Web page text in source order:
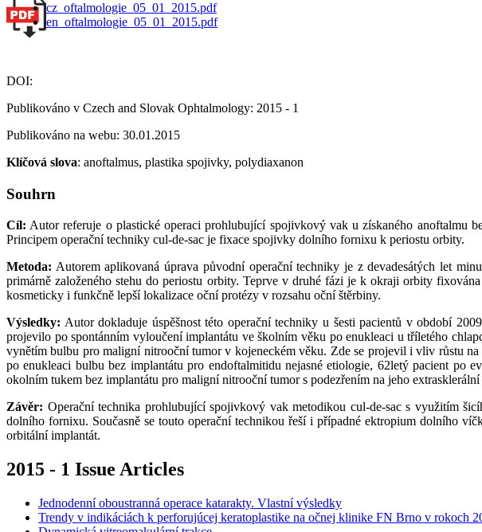
cz_oftalmologie_05_01_2015.pdf
en_oftalmologie_05_01_2015.pdf
DOI:
Publikováno v Czech and Slovak Ophtalmology: 2015 - 1
Publikováno na webu: 30.01.2015
Klíčová slova: anoftalmus, plastika spojivky, polydiaxanon
Souhrn
Cíl: Autor referuje o plastické operaci prohlubující spojivkový vak u získaného anoftalmu
Principem operační techniky cul-de-sac je fixace spojivky dolního fornixu k periostu orbity.
Metoda: Autorem aplikovaná úprava původní operační techniky je z devadesátých let
primárně založeného stehu do periostu orbity. Teprve v druhé fázi je k okraji orbity
kosmeticky i funkčně lepší lokalizace oční protézy v rozsahu oční štěrbiny.
Výsledky: Autor dokladuje úspěšnost této operační techniky u šesti pacientů v období
projevilo po spontánním vyloučení implantátu ve školním věku po enukleaci u tříletého
vynětím bulbu pro maligní nitrooční tumor v kojeneckém věku. Zde se projevil i vliv růstu
po enukleaci bulbu bez implantátu pro endoftalmitidu nejasné etiologie, 62letý pacient
okolním tukem bez implantátu pro maligní nitrooční tumor s podezřením na jeho
Závěr: Operační technika prohlubující spojivkový vak metodikou cul-de-sac s využitím
dolního fornixu. Současně se touto operační technikou řeší i případné ektropium dolního
orbitální implantát.
2015 - 1 Issue Articles
Jednodenní oboustranná operace katarakty. Vlastní výsledky
Trendy v indikáciách k perforujúcej keratoplastike na očnej klinike FN Brno v rokoch